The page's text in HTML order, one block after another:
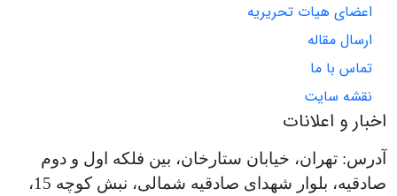
اعضای هیات تحریریه
ارسال مقاله
تماس با ما
نقشه سایت
اخبار و اعلانات
آدرس: تهران، خیابان ستارخان، بین فلکه اول و دوم
صادقیه، بلوار شهدای صادقیه شمالی، نبش کوچه 15،